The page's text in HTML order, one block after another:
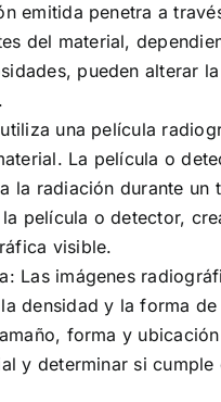
emitida penetra a
del material,
pueden alterar
una película
La película o
la radiación durante
película o detector,
visible.
Las imágenes
densidad y la forma
forma y
y determinar si